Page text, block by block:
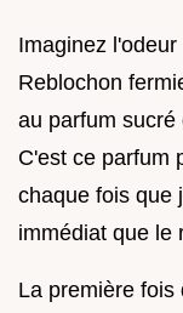
Imaginez
Reblochon
au parfum sucré
C'est ce parfum
chaque fois que
immédiat que le
La première fois